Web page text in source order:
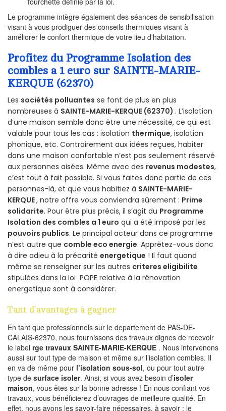
Le programme intègre également des séances de sensibilisation
visant à vous prodiguer des conseils thermiques visant à
améliorer le confort thermique de votre lieu d'habitation.
Profitez du Programme Isolation des
combles a 1 euro sur SAINTE-MARIE-
KERQUE (62370)
Les sociétés polluantes se font de plus en plus
nombreuses à SAINTE-MARIE-KERQUE (62370) . L’isolation
d’une maison semble donc être une nécessité, ce qui est
valable pour tous les cas : isolation thermique, isolation
phonique, etc. Contrairement aux idées reçues, habiter
dans une maison confortable n’est pas seulement réservé
aux personnes aisées. Même avec des revenus modestes,
c’est tout à fait possible. Si vous faites donc partie de ces
personnes-là, et que vous habitiez à SAINTE-MARIE-
KERQUE, notre offre vous conviendra sûrement : Prime
solidarite. Pour être plus précis, il s’agit du Programme
Isolation des combles a 1 euro qui a été imposé par les
pouvoirs publics. Le principal acteur dans ce programme
n’est autre que comble eco energie. Apprêtez-vous donc
à dire adieu à la précarité energetique ! Il faut quand
même se renseigner sur les autres criteres eligibilite
stipulées dans la loi POPE relative à la rénovation
energetique sont à considérer.
Tant d’avantages à gagner
En tant que professionnels sur le departement de PAS-DE-
CALAIS-62370, nous fournissons des travaux dignes de recevoir
le label rge travaux SAINTE-MARIE-KERQUE . Nous intervenons
aussi sur tout type de maison et même sur l’isolation combles. Il
en va de même pour l’isolation sous-sol, ou pour tout autre
type de surface isoler. Ainsi, si vous avez besoin d’isoler
maison, vous êtes sur la bonne adresse ! En nous confiant vos
travaux, vous bénéficierez d’ouvrages de meilleure qualité. En
effet, nous avons les savoir-faire nécessaires, à savoir : le